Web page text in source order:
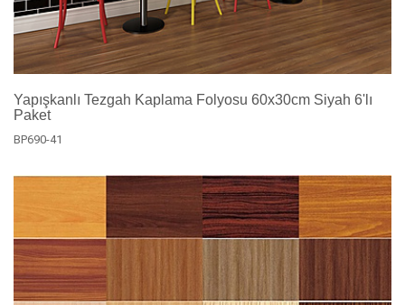
Yapışkanlı Tezgah Kaplama Folyosu 60x30cm Siyah 6'lı
Paket
BP690-41